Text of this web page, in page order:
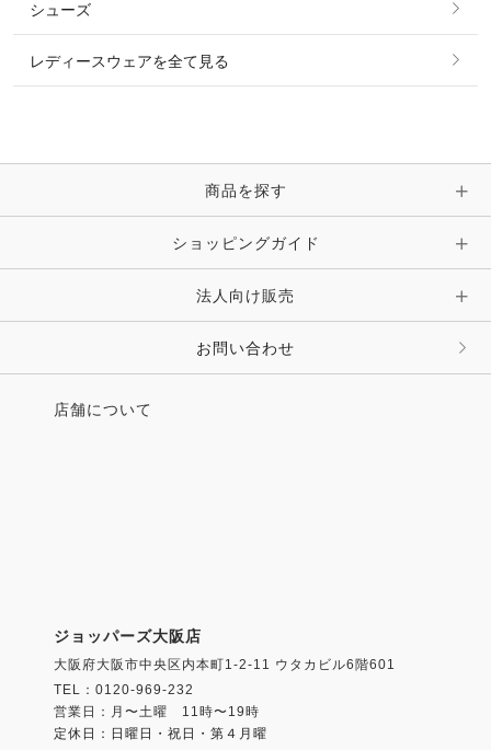
時計・財布・キーケース・革小物
キーホルダー・チャーム・ストラップ
その他 ファッション雑貨
ピアス・イヤリング
ピン・ブローチ・コサージュ
その他 アクセサリー
シューズ
レディースウェアを全て見る
商品を探す
ショッピングガイド
法人向け販売
お問い合わせ
店舗について
ジョッパーズ大阪店
大阪府大阪市中央区内本町1-2-11 ウタカビル6階601
TEL：0120-969-232
営業日：月〜土曜 11時〜19時
定休日：日曜日・祝日・第４月曜